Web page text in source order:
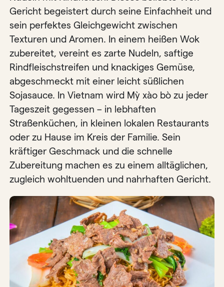
Gericht begeistert durch seine Einfachheit und
sein perfektes Gleichgewicht zwischen
Texturen und Aromen. In einem heißen Wok
zubereitet, vereint es zarte Nudeln, saftige
Rindfleischstreifen und knackiges Gemüse,
abgeschmeckt mit einer leicht süßlichen
Sojasauce. In Vietnam wird Mỳ xào bò zu jeder
Tageszeit gegessen – in lebhaften
Straßenküchen, in kleinen lokalen Restaurants
oder zu Hause im Kreis der Familie. Sein
kräftiger Geschmack und die schnelle
Zubereitung machen es zu einem alltäglichen,
zugleich wohltuenden und nahrhaften Gericht.